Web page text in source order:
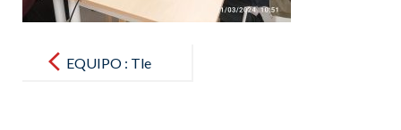
navigationEQUIPO : Tle